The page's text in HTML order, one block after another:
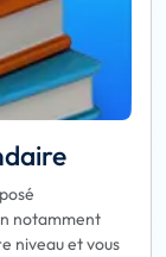
notamment
niveau et vous